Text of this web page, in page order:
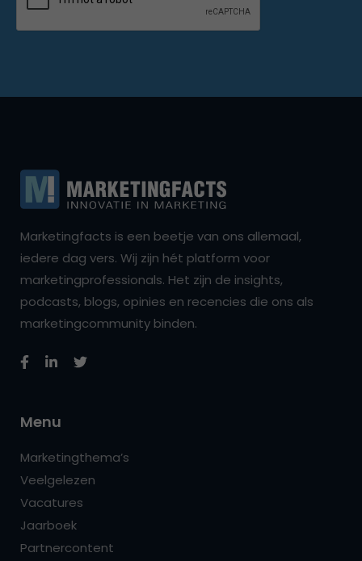
Marketingfacts is een beetje van ons allemaal,
iedere dag vers. Wij zijn hét platform voor
marketingprofessionals. Het zijn de insights,
podcasts, blogs, opinies en recencies die ons als
marketingcommunity binden.
Menu
Marketingthema’s
Veelgelezen
Vacatures
Jaarboek
Partnercontent